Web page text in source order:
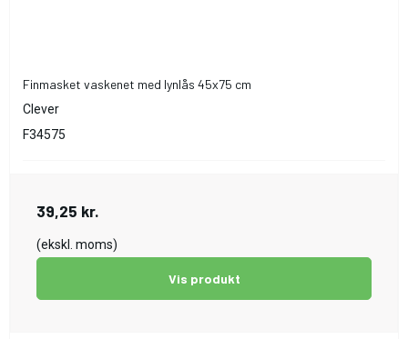
Finmasket vaskenet med lynlås 45x75 cm
Clever
F34575
39,25 kr.
(ekskl. moms)
Vis produkt